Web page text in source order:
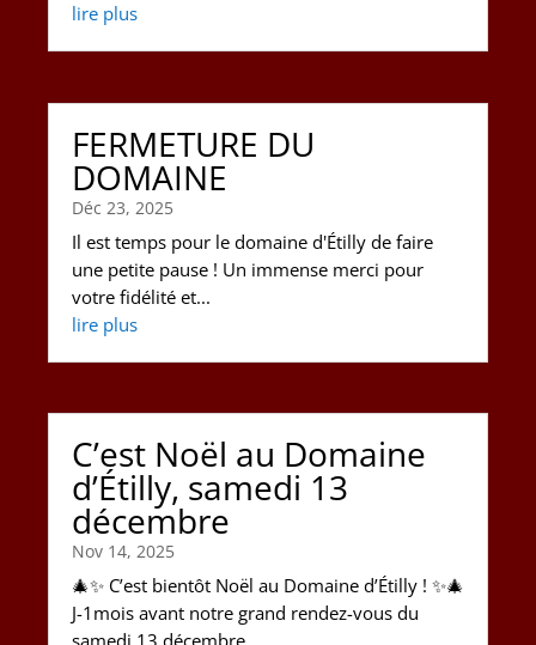
lire plus
FERMETURE DU
DOMAINE
Déc 23, 2025
Il est temps pour le domaine d'Étilly de faire
une petite pause ! Un immense merci pour
votre fidélité et...
lire plus
C’est Noël au Domaine
d’Étilly, samedi 13
décembre
Nov 14, 2025
🎄✨ C’est bientôt Noël au Domaine d’Étilly ! ✨🎄
J-1mois avant notre grand rendez-vous du
samedi 13 décembre,...